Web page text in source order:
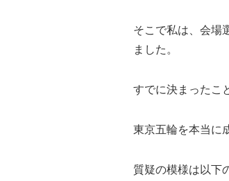
そこで私は、会場
ました。
すでに決まったこ
東京五輪を本当に
質疑の模様は以下